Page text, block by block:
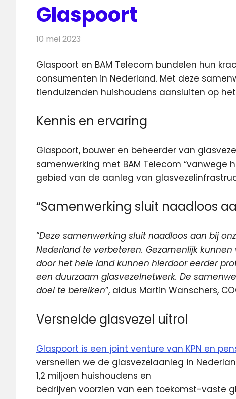
Glaspoort
10 mei 2023
Glaspoort en BAM Telecom bundelen hun
consumenten in Nederland. Met deze
tienduizenden huishoudens aansluiten op
Kennis en ervaring
Glaspoort, bouwer en beheerder van
samenwerking met BAM Telecom “vanwege
gebied van de aanleg van
“Samenwerking sluit naadloos
“Deze samenwerking sluit naadloos aan bij
Nederland te verbeteren. Gezamenlijk
door het hele landkunnen hierdoor eerder
een duurzaam glasvezelnetwerk. De
doel te bereiken”, aldus Martin Wanschers,
Versnelde glasvezel uitrol
Glaspoort is een joint venture van KPN en
versnellen we de glasvezelaanleg in
1,2 miljoen huishoudens en
bedrijven voorzien van een toekomst-vaste